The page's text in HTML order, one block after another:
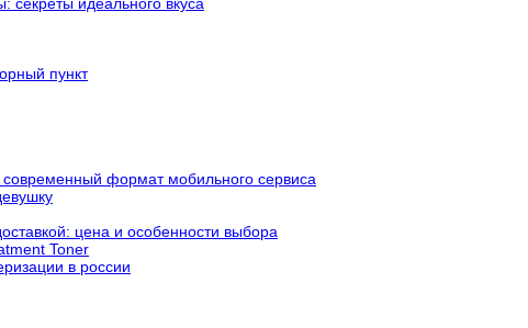
пункт
формат мобильного сервиса
цена и особенности выбора
Toner
в россии